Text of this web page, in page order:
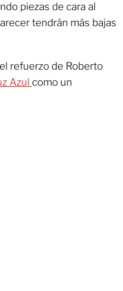
piezas de cara al
tendrán más bajas
refuerzo de Roberto
Azul como un